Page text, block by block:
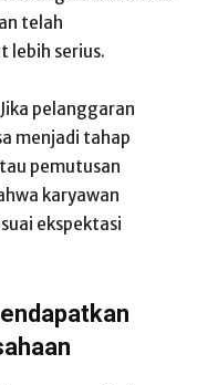
telah
lebih serius.
pelanggaran
menjadi tahap
pemutusan
karyawan
ekspektasi